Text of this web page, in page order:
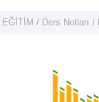
EĞİTİM / Ders Notları /